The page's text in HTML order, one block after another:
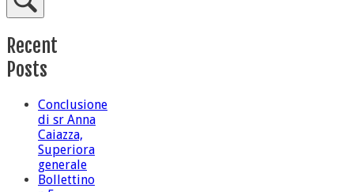
Recent
Posts
Conclusione
di sr Anna
Caiazza,
Superiora
generale
Bollettino